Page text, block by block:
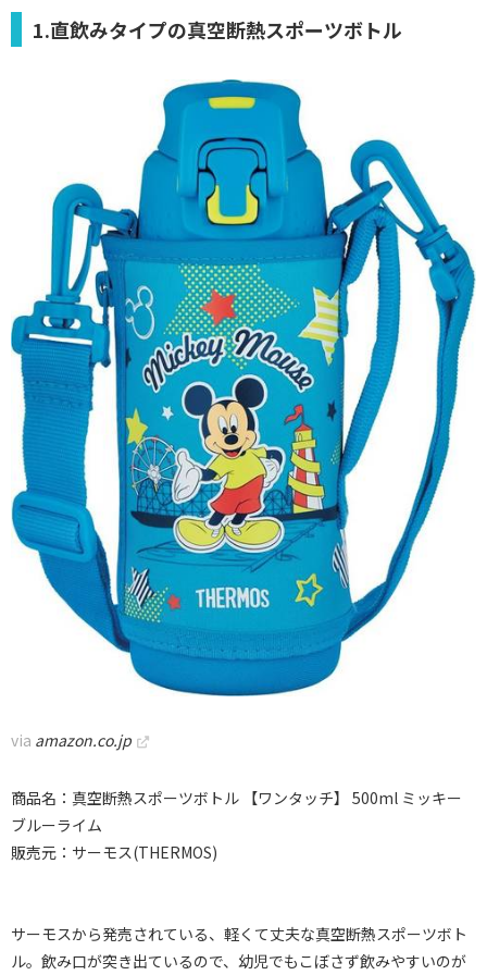
1.直飲みタイプの真空断熱スポーツボトル
via amazon.co.jp
商品名：真空断熱スポーツボトル 【ワンタッチ】 500ml ミッキー
ブルーライム
販売元：サーモス(THERMOS)
サーモスから発売されている、軽くて丈夫な真空断熱スポーツボト
ル。飲み口が突き出ているので、幼児でもこぼさず飲みやすいのが